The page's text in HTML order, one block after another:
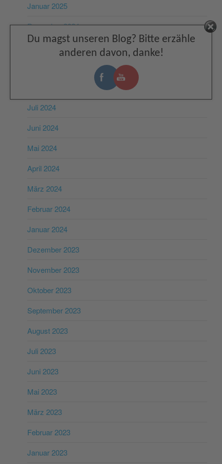
Januar 2025
Dezember 2024
November 2024
Juli 2024
Juni 2024
Mai 2024
April 2024
März 2024
Februar 2024
Januar 2024
Dezember 2023
November 2023
Oktober 2023
September 2023
August 2023
Juli 2023
Juni 2023
Mai 2023
März 2023
Februar 2023
Januar 2023
Du magst unseren Blog? Bitte erzähle
anderen davon, danke!
Facebook